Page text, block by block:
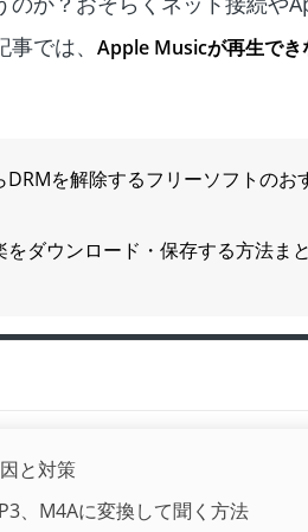
では、 Apple Musicが再生でき
を解除するフリーソフトのお
ダウンロード・保存する方法ま
と対策
、M4Aに変換して聞く方法